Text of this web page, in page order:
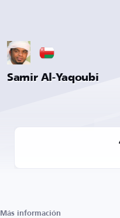
Samir Al-Yaqoubi
Más información